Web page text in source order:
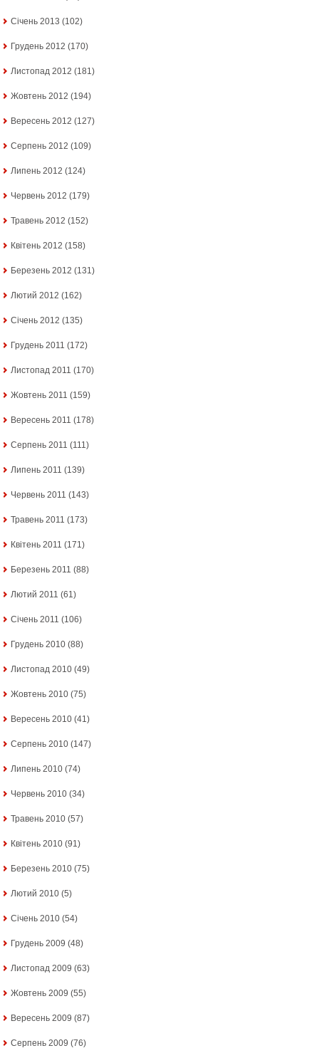
Січень 2013 (102)
Грудень 2012 (170)
Листопад 2012 (181)
Жовтень 2012 (194)
Вересень 2012 (127)
Серпень 2012 (109)
Липень 2012 (124)
Червень 2012 (179)
Травень 2012 (152)
Квітень 2012 (158)
Березень 2012 (131)
Лютий 2012 (162)
Січень 2012 (135)
Грудень 2011 (172)
Листопад 2011 (170)
Жовтень 2011 (159)
Вересень 2011 (178)
Серпень 2011 (111)
Липень 2011 (139)
Червень 2011 (143)
Травень 2011 (173)
Квітень 2011 (171)
Березень 2011 (88)
Лютий 2011 (61)
Січень 2011 (106)
Грудень 2010 (88)
Листопад 2010 (49)
Жовтень 2010 (75)
Вересень 2010 (41)
Серпень 2010 (147)
Липень 2010 (74)
Червень 2010 (34)
Травень 2010 (57)
Квітень 2010 (91)
Березень 2010 (75)
Лютий 2010 (5)
Січень 2010 (54)
Грудень 2009 (48)
Листопад 2009 (63)
Жовтень 2009 (55)
Вересень 2009 (87)
Серпень 2009 (76)